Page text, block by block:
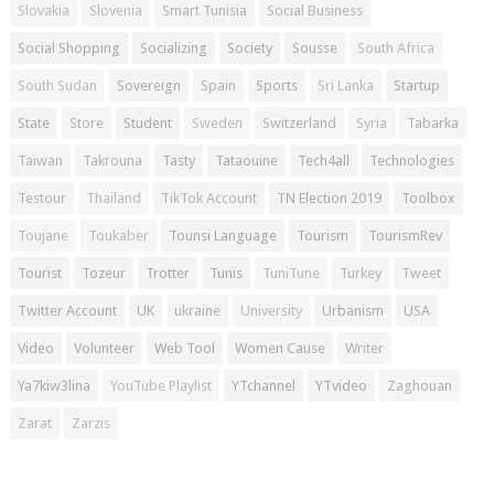
Slovakia Slovenia Smart Tunisia Social Business
Social Shopping Socializing Society Sousse South Africa
South Sudan Sovereign Spain Sports Sri Lanka Startup
State Store Student Sweden Switzerland Syria Tabarka
Taiwan Takrouna Tasty Tataouine Tech4all Technologies
Testour Thailand TikTok Account TN Election 2019 Toolbox
Toujane Toukaber Tounsi Language Tourism TourismRev
Tourist Tozeur Trotter Tunis TuniTune Turkey Tweet
Twitter Account UK ukraine University Urbanism USA
Video Volunteer Web Tool Women Cause Writer
Ya7kiw3lina YouTube Playlist YTchannel YTvideo Zaghouan
Zarat Zarzis